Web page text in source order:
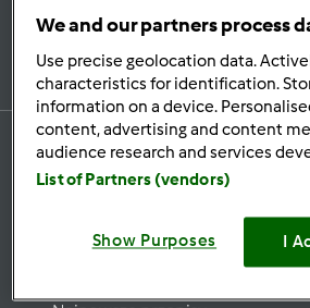
Zapisz się do naszego
Wyszukaj przepisy
We and our partners process
Use precise geolocation data.
characteristics for identification.
information on a device.
content, advertising and content
audience research and services
List of Partners (vendors)
Show Purposes I